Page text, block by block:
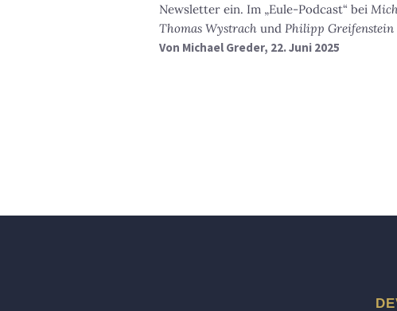
Newsletter ein. Im „Eule-Podcast“ bei
Thomas Wystrach und Philipp Greifenstein
Von Michael Greder, 22. Juni 2025